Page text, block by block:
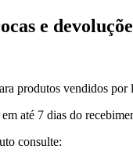
e
produtos vendidos por
até 7 dias do
consulte: